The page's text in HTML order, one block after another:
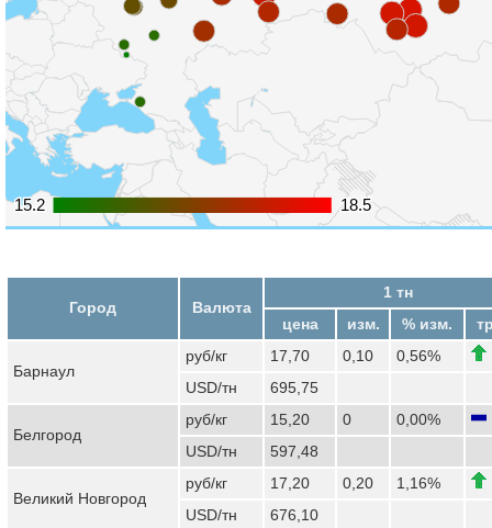
15.2
15.2 18.5
18.5
Город Валюта
1 тн
цена
изм. % изм.
Барнаул
руб/кг 17,70 0,10
0,56%
USD/тн
695,75
Белгород
руб/кг 15,20 0
0,00%
USD/тн
597,48
Великий Новгород
руб/кг 17,20 0,20
1,16%
USD/тн
676,10